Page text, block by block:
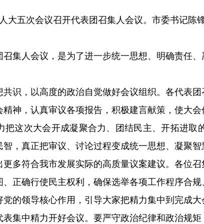
大五次会议召开代表团召集人会议。市委书记
召集人会议，是为了进一步统一思想、明确责任
共识，以高度的政治自觉做好会议组织。各代表
神，认真审议各项报告，积极建言献策，使大
把这次大会开成凝聚合力、团结民主、开拓进
，真正把审议、讨论过程变成统一思想、凝聚
多符合我市发展实际的高质量议案建议。各位
正确行使民主权利，确保选举各项工作程序合
的领导核心作用，引导大家把精力集中到完成
集中精力开好会议。要严守政治纪律和政治规